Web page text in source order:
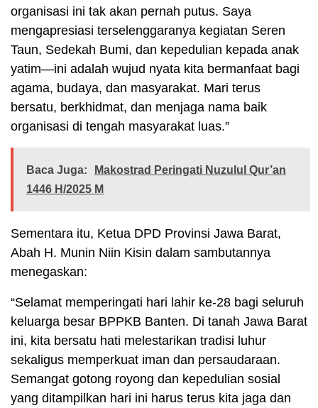
organisasi ini tak akan pernah putus. Saya
mengapresiasi terselenggaranya kegiatan Seren
Taun, Sedekah Bumi, dan kepedulian kepada anak
yatim—ini adalah wujud nyata kita bermanfaat bagi
agama, budaya, dan masyarakat. Mari terus
bersatu, berkhidmat, dan menjaga nama baik
organisasi di tengah masyarakat luas.”
Baca Juga:
Makostrad Peringati Nuzulul Qur’an
1446 H/2025 M
Sementara itu, Ketua DPD Provinsi Jawa Barat,
Abah H. Munin Niin Kisin dalam sambutannya
menegaskan:
“Selamat memperingati hari lahir ke-28 bagi seluruh
keluarga besar BPPKB Banten. Di tanah Jawa Barat
ini, kita bersatu hati melestarikan tradisi luhur
sekaligus memperkuat iman dan persaudaraan.
Semangat gotong royong dan kepedulian sosial
yang ditampilkan hari ini harus terus kita jaga dan